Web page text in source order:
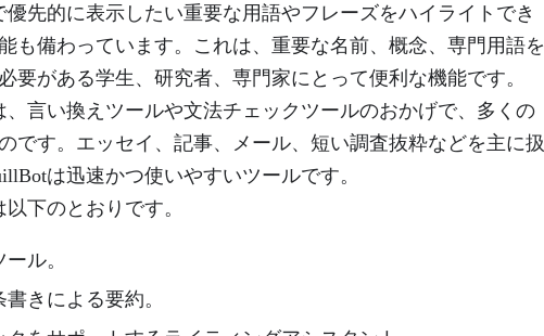
先的に表示したい重要な用語やフレーズをハイライトでき
も備わっています。これは、重要な名前、概念、専門用語を
要がある学生、研究者、専門家にとって便利な機能です。
言い換えツールや文法チェックツールのおかげで、多くの
です。エッセイ、記事、メール、短い調査抜粋などを主に扱
は迅速かつ使いやすいツールです。
下のとおりです。
ル。
きによる要約。